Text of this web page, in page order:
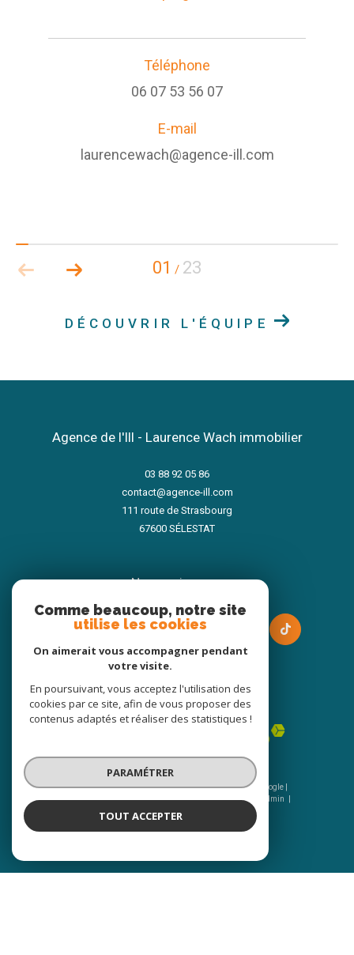
Téléphone
06 07 53 56 07
E-mail
laurencewach@agence-ill.com
01 / 23
DÉCOUVRIR L'ÉQUIPE
Agence de l'Ill - Laurence Wach immobilier
03 88 92 05 86
contact@agence-ill.com
111 route de Strasbourg
67600
SÉLESTAT
nous suivre sur
Adhérents
© 2026 | Tous droits réservés | Traduction powered by Google |
Nos honoraires
Plan du site Mentions légales
Admin
Comme beaucoup, notre site
utilise les cookies
On aimerait vous accompagner pendant
votre visite.
En poursuivant, vous acceptez l'utilisation des
cookies par ce site, afin de vous proposer des
contenus adaptés et réaliser des statistiques !
PARAMÉTRER
TOUT ACCEPTER